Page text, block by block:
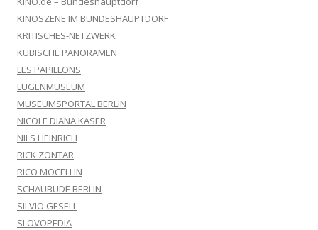
KINOSZENE IM BUNDESHAUPTDORF
KRITISCHES-NETZWERK
KUBISCHE PANORAMEN
LES PAPILLONS
LÜGENMUSEUM
MUSEUMSPORTAL BERLIN
NICOLE DIANA KÄSER
NILS HEINRICH
RICK ZONTAR
RICO MOCELLIN
SCHAUBUDE BERLIN
SILVIO GESELL
SLOVOPEDIA